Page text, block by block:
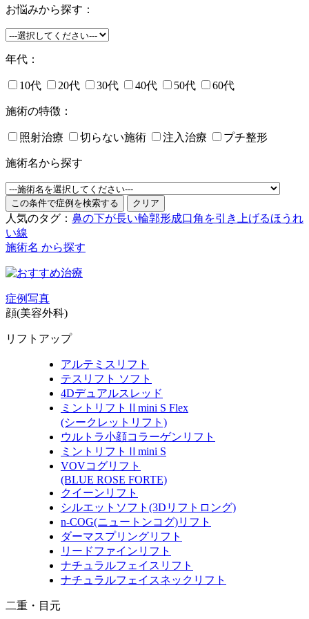
お悩みから探す：
年代：
10代 20代 30代 40代 50代 60代
施術の特徴：
照射治療 切らない施術 注入治療 プチ整形
施術名から探す
人気のタグ： 鼻の下が長い輪郭形成口角を引き上げるほうれ
い線
施術名 から探す
症例写真
顔(美容外科)
リフトアップ
アルテミスリフト
テスリフト ソフト
4Dデュアルスレッド
ミントリフトⅡmini S Flex
(シークレットリフト)
ウルトラ小顔コラーゲンリフト
ミントリフトⅡmini S
VOVコグリフト
(BLUE ROSE FORTE)
クイーンリフト
シルエットソフト (3Dリフトロング)
n-COG(ニュートンコグ)リフト
ダーマスプリングリフト
リードファインリフト
ナチュラルフェイスリフト
ナチュラルフェイスネックリフト
二重・目元